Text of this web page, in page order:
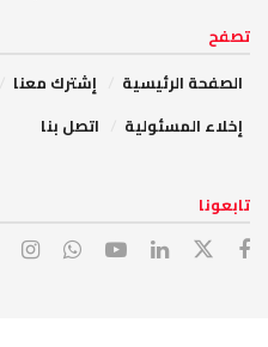
تصفح
الصفحة الرئيسية
إشترك معنا
إخلاء المسئولية
اتصل بنا
تابعونا